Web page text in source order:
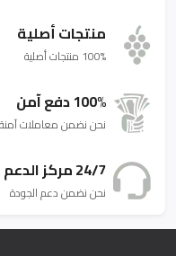
منتجات أصلية
100% منتجات أصلية
100% دفع آمن
نحن نضمن معاملات آمنة
24/7 مركز الدعم
نحن نضمن دعم الجودة